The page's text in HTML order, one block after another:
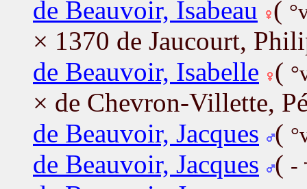
de Beauvoir, Isabeau
(
× 1370 de Jaucourt,
de Beauvoir, Isabelle (
× de Chevron-Villette,
de Beauvoir, Jacques (
de Beauvoir, Jacques ( -